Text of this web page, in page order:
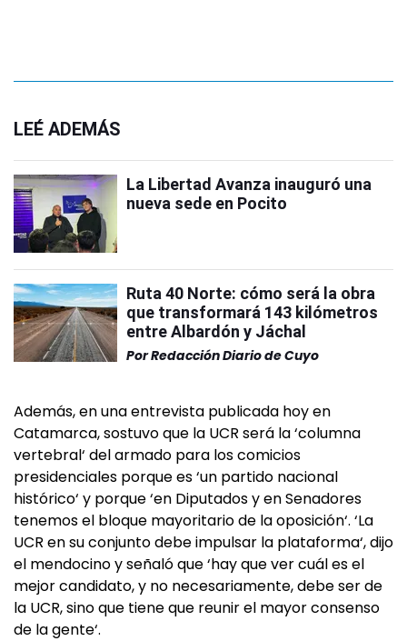
LEÉ ADEMÁS
La Libertad Avanza inauguró una
nueva sede en Pocito
Ruta 40 Norte: cómo será la obra
que transformará 143 kilómetros
entre Albardón y Jáchal
PorRedacción Diario de Cuyo
Además, en una entrevista publicada hoy en
Catamarca, sostuvo que la UCR será la ‘columna
vertebral‘ del armado para los comicios
presidenciales porque es ‘un partido nacional
histórico‘ y porque ‘en Diputados y en Senadores
tenemos el bloque mayoritario de la oposición‘. ‘La
UCR en su conjunto debe impulsar la plataforma‘, dijo
el mendocino y señaló que ‘hay que ver cuál es el
mejor candidato, y no necesariamente, debe ser de
la UCR, sino que tiene que reunir el mayor consenso
de la gente‘.